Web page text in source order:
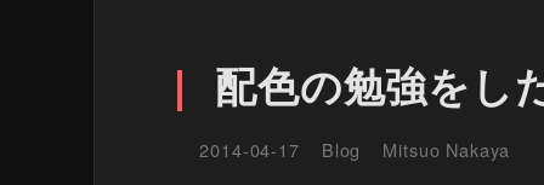
配色の勉強をし
2014-04-17 Blog Mitsuo Nakaya